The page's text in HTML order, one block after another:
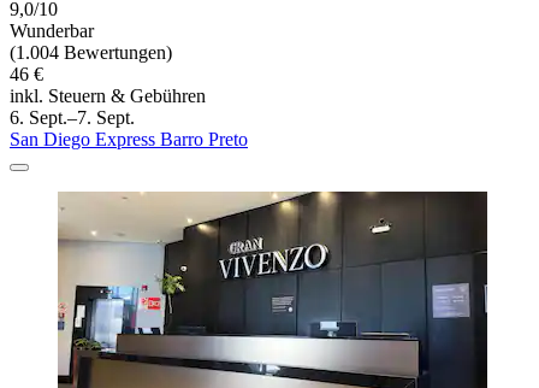
9,0/10
Wunderbar
(1.004 Bewertungen)
46 €
inkl. Steuern & Gebühren
6. Sept.–7. Sept.
San Diego Express Barro Preto